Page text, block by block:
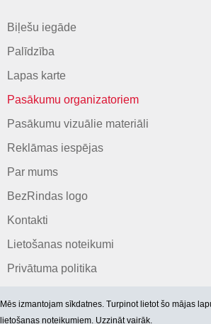
Biļešu iegāde
Palīdzība
Lapas karte
Pasākumu organizatoriem
Pasākumu vizuālie materiāli
Reklāmas iespējas
Par mums
BezRindas logo
Kontakti
Lietošanas noteikumi
Privātuma politika
Mēs izmantojam sīkdatnes. Turpinot lietot šo mājas
lietošanas noteikumiem. Uzzināt vairāk.